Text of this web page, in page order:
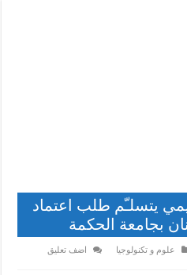
يتسلـّم طلب اعتماد
بجامعة الحكمة
علوم و تكنولوجيا
اضف تعليق